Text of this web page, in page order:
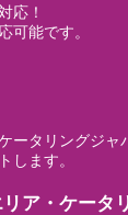
応！
可能です。
ータリングジャ
します。
ア・ケータ